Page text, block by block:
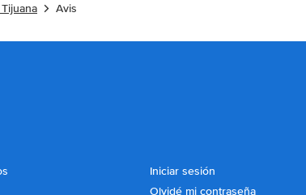
Avis
Iniciar sesión
Olvidé mi contraseña